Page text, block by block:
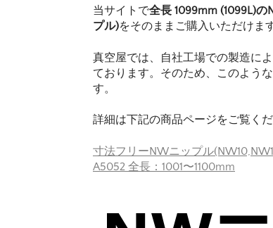
当サイトで全長 1099mm (1099L)
プル)をそのままご購入いただけます
真空屋では、自社工場での製造に
ております。そのため、このよう
す。
詳細は下記の商品ページをご覧くだ
寸法フリーNWニップル
A5052 全長：1001〜1100mm